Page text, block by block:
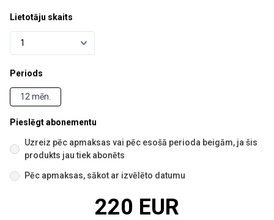
Lietotāju skaits
Periods
12 mēn.
Pieslēgt abonementu
Uzreiz pēc apmaksas vai pēc esošā perioda beigām, ja šis
produkts jau tiek abonēts
Pēc apmaksas, sākot ar izvēlēto datumu
220 EUR